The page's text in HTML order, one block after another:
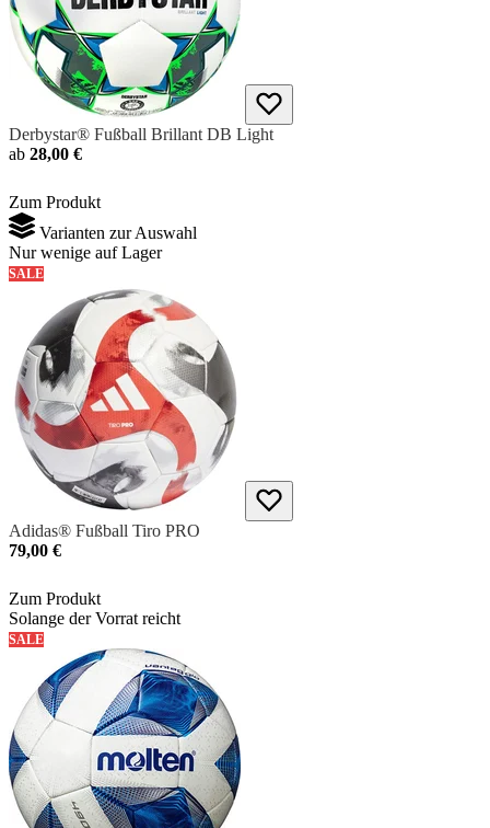
Derbystar® Fußball Brillant DB Light
ab 28,00 €
Zum Produkt
Varianten zur Auswahl
Nur wenige auf Lager
SALE
Adidas® Fußball Tiro PRO
79,00 €
Zum Produkt
Solange der Vorrat reicht
SALE